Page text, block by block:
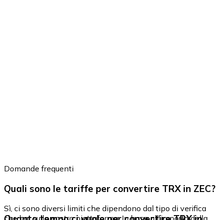
Domande frequenti
Quali sono le tariffe per convertire TRX in ZEC?
Sì, ci sono diversi limiti che dipendono dal tipo di verifica